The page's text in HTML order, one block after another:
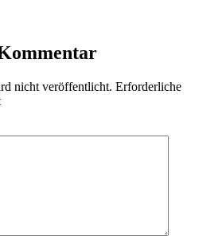
nicht veröffentlicht. Erforderliche